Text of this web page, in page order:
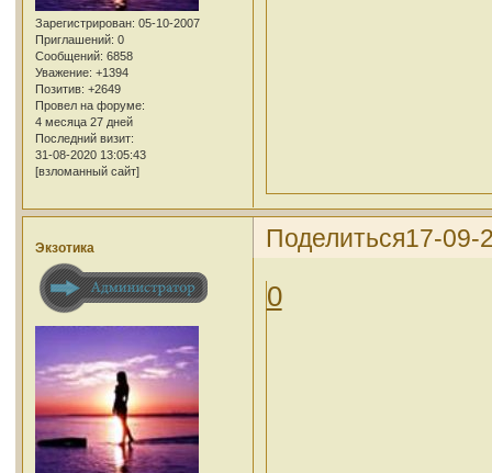
Зарегистрирован: 05-10-2007
Приглашений: 0
Сообщений: 6858
Уважение: +1394
Позитив: +2649
Провел на форуме:
4 месяца 27 дней
Последний визит:
31-08-2020 13:05:43
[взломанный сайт]
Поделиться17-09-
Экзотика
0